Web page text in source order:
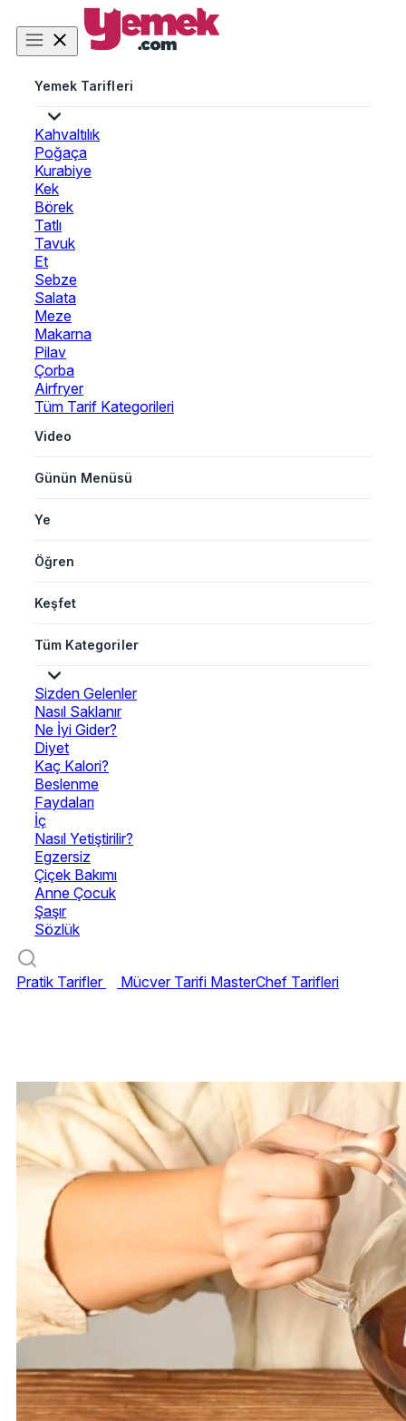
Yemek Tarifleri
Kahvaltılık
Poğaça
Kurabiye
Kek
Börek
Tatlı
Tavuk
Et
Sebze
Salata
Meze
Makarna
Pilav
Çorba
Airfryer
Tüm Tarif Kategorileri
Video
Günün Menüsü
Ye
Öğren
Keşfet
Tüm Kategoriler
Sizden Gelenler
Nasıl Saklanır
Ne İyi Gider?
Diyet
Kaç Kalori?
Beslenme
Faydaları
İç
Nasıl Yetiştirilir?
Egzersiz
Çiçek Bakımı
Anne Çocuk
Şaşır
Sözlük
Pratik Tarifler Mücver Tarifi MasterChef Tarifleri